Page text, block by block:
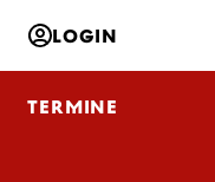
LOGIN
TERMINE